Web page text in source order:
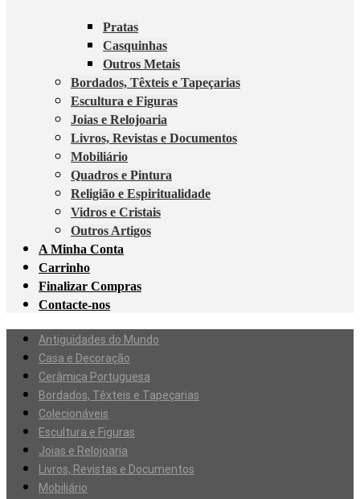
Pratas
Casquinhas
Outros Metais
Bordados, Têxteis e Tapeçarias
Escultura e Figuras
Joias e Relojoaria
Livros, Revistas e Documentos
Mobiliário
Quadros e Pintura
Religião e Espiritualidade
Vidros e Cristais
Outros Artigos
A Minha Conta
Carrinho
Finalizar Compras
Contacte-nos
Antiguidades do Mundo
Casa e Decoração
Cerâmica Portuguesa
Bordados, Têxteis e Tapeçarias
Colecionáveis
Escultura e Figuras
Joias e Relojoaria
Livros, Revistas e Documentos
Mobiliário